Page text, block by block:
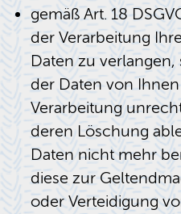
gemäß Art. 18
der Ver­ar­bei­tung
Daten zu
der Daten von
Ver­ar­bei­tung
deren Lö­schung
Daten nicht mehr
diese zur
oder Ver­tei­di­gung